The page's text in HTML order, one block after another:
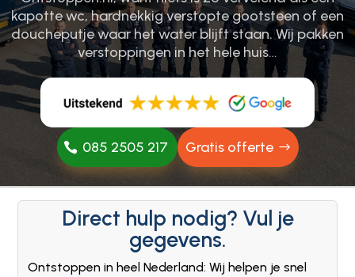
kapotte wc, hardnekkig verstopte gootsteen of een
doucheputje waar het water blijft staan.​ Wij pakken
verstoppingen in het hele huis…
085 2505 217 Gratis offerte
Direct hulp nodig? Vul je
gegevens.
Ontstoppen in heel Nederland: Wij helpen je snel